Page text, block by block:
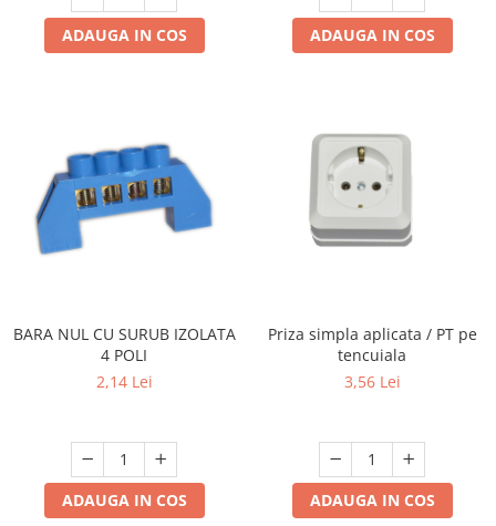
ADAUGA IN COS ADAUGA IN COS
BARA NUL CU SURUB IZOLATA
4 POLI
2,14 Lei
ADAUGA IN COS
Priza simpla aplicata / PT pe
tencuiala
3,56 Lei
ADAUGA IN COS